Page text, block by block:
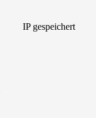
IP gespeichert